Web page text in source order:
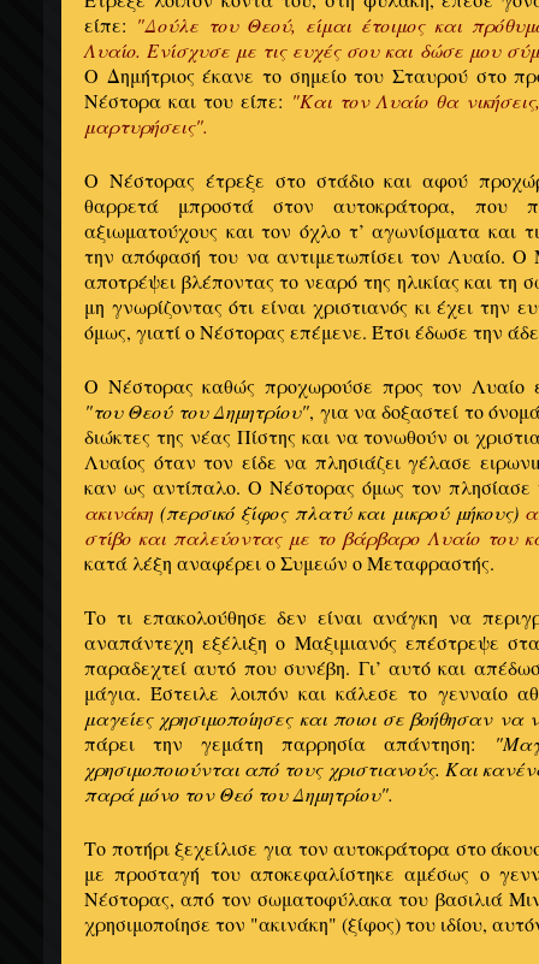
είπε: "Δούλε του Θεού, είμαι έτοιμος και
Λυαίο. Ενίσχυσε με τις ευχές σου και δώσε μου
Ο Δημήτριος έκανε το σημείο του Σταυρού στο
Νέστορα και του είπε: "Και τον Λυαίο θα
μαρτυρήσεις".
Ο Νέστορας έτρεξε στο στάδιο και αφού
θαρρετά μπροστά στον αυτοκράτορα, που
αξιωματούχους και τον όχλο τ’ αγωνίσματα και
την απόφασή του να αντιμετωπίσει τον Λυαίο. Ο
αποτρέψει βλέποντας το νεαρό της ηλικίας και τη
μη γνωρίζοντας ότι είναι χριστιανός κι έχει την
όμως, γιατί ο Νέστορας επέμενε. Έτσι έδωσε την
Ο Νέστορας καθώς προχωρούσε προς τον Λυαίο
"του Θεού του Δημητρίου", για να δοξαστεί το
διώκτες της νέας Πίστης και να τονωθούν οι
Λυαίος όταν τον είδε να πλησιάζει γέλασε
καν ως αντίπαλο. Ο Νέστορας όμως τον
ακινάκη (περσικό ξίφος πλατύ και μικρού μήκους)
στίβο και παλεύοντας με το βάρβαρο Λυαίο του
κατά λέξη αναφέρει ο Συμεών ο Μεταφραστής.
Το τι επακολούθησε δεν είναι ανάγκη να
αναπάντεχη εξέλιξη ο Μαξιμιανός επέστρεψε
παραδεχτεί αυτό που συνέβη. Γι’ αυτό και
μάγια. Έστειλε λοιπόν και κάλεσε το γενναίο
μαγείες χρησιμοποίησες και ποιοι σε βοήθησαν να
πάρει την γεμάτη παρρησία απάντηση:
χρησιμοποιούνται από τους χριστιανούς. Και
παρά μόνο τον Θεό του Δημητρίου".
Το ποτήρι ξεχείλισε για τον αυτοκράτορα στο
με προσταγή του αποκεφαλίστηκε αμέσως ο
Νέστορας, από τον σωματοφύλακα του βασιλιά
χρησιμοποίησε τον "ακινάκη" (ξίφος) του ιδίου,